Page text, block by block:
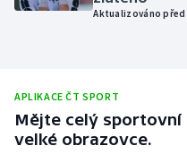
Rychlobruslení
Rychlostní kanoistika
Aktualizováno před
APLIKACE ČT SPORT
Mějte celý sportovní
velké obrazovce.